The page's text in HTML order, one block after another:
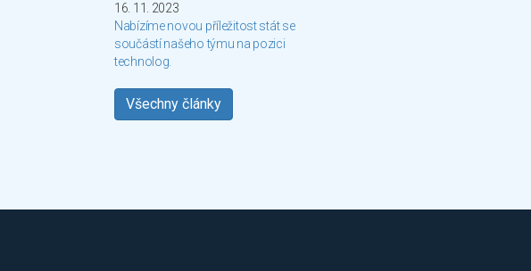
16. 11. 2023
Nabízíme novou příležitost stát se
součástí našeho týmu na pozici
technolog.
Všechny články